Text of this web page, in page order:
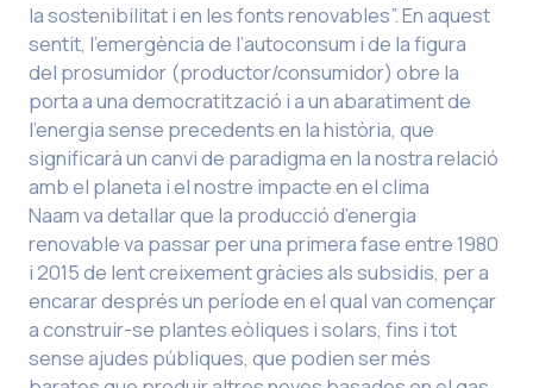
la sostenibilitat i en les fonts renovables”. En aquest
sentit, l’emergència de l’autoconsum i de la figura
del prosumidor (productor/consumidor) obre la
porta a una democratització i a un abaratiment de
l’energia sense precedents en la història, que
significarà un canvi de paradigma en la nostra relació
amb el planeta i el nostre impacte en el clima
Naam va detallar que la producció d’energia
renovable va passar per una primera fase entre 1980
i 2015 de lent creixement gràcies als subsidis, per a
encarar després un període en el qual van començar
a construir-se plantes eòliques i solars, fins i tot
sense ajudes públiques, que podien ser més